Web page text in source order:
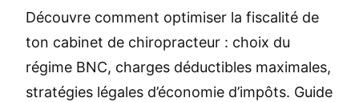
Découvre comment optimiser la fiscalité de
ton cabinet de chiropracteur : choix du
régime BNC, charges déductibles maximales,
stratégies légales d’économie d’impôts. Guide